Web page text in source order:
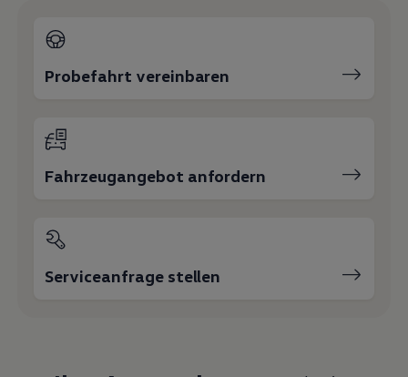
Volkswagen R
Pannen- und Unfallhilfe
Probefahrt vereinbaren
Fahrzeugangebot anfordern
Serviceanfrage stellen